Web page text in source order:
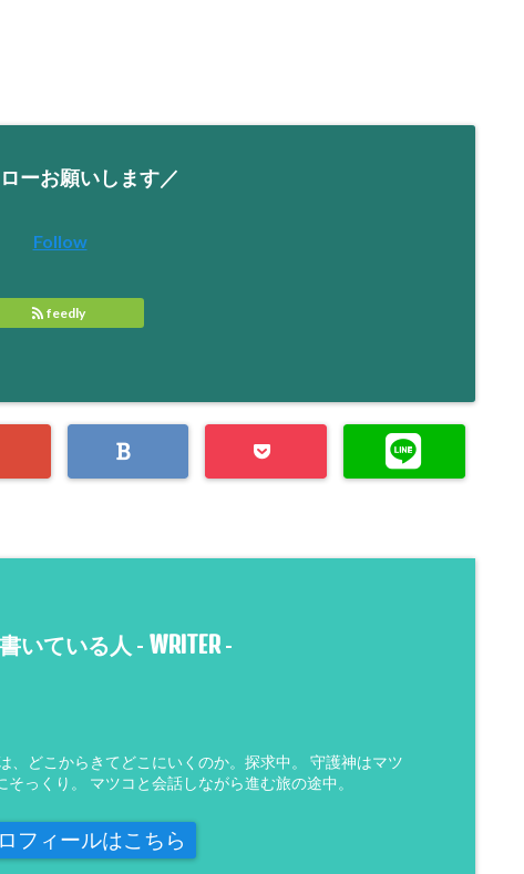
ーお願いします／
Follow
feedly
いている人 - WRITER-
、どこからきてどこにいくのか。探求中。 守護神はマツ
そっくり。 マツコと会話しながら進む旅の途中。
フィールはこちら